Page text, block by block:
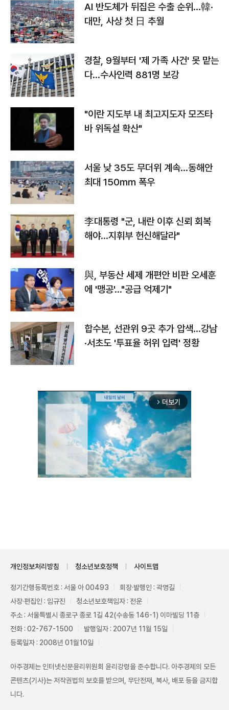
AI 반도체가 뒤집은 수출 순위…韓·
대만, 사상 첫 日 추월
경찰, 9월부터 '제 가족 사건' 못 맡는
다…수사인력 881명 보강
"이란 지도부 내 최고지도자 모즈타
바 위독설 확산"
서울 낮 35도 무더위 계속…동해안
최대 150㎜ 폭우
李대통령 "군, 내란 이후 신뢰 회복
해야…지휘부 헌신해달라"
與, 부동산 세제 개편안 비판 오세훈
에 '맹공'…"공급 억제기"
합수본, 선관위 9곳 추가 압색…강남
·서초도 '투표율 허위 입력' 정황
arrow_forward_ios 더보기
개인정보처리방침 청소년보호정책 사이트맵
정기간행등록번호 : 서울 아 00493
회장·발행인 : 곽영길
사장·편집인 : 임규진
청소년보호책임자 : 전운
주소 : 서울특별시 종로구 종로 1길 42(수송동 146-1) 이마빌딩 11층
전화 : 02-767-1500
발행일자 : 2007년 11월 15일
등록일자 : 2008년 01월10일
아주경제는 인터넷신문윤리위원회 윤리강령을 준수합니다. 아주경제의 모든
콘텐츠(기사)는 저작권법의 보호를 받으며, 무단전재, 복사, 배포 등을 금지합
니다.